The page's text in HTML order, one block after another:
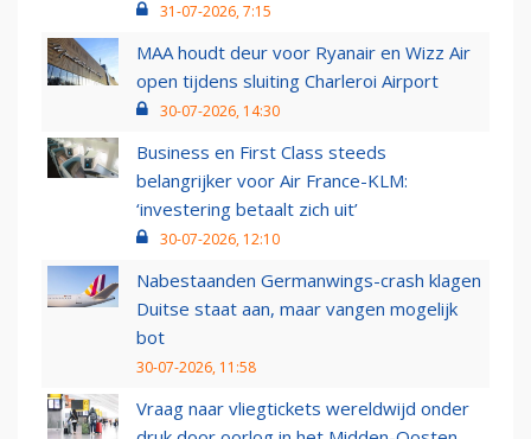
31-07-2026, 7:15
MAA houdt deur voor Ryanair en Wizz Air
open tijdens sluiting Charleroi Airport
30-07-2026, 14:30
Business en First Class steeds
belangrijker voor Air France-KLM:
‘investering betaalt zich uit’
30-07-2026, 12:10
Nabestaanden Germanwings-crash klagen
Duitse staat aan, maar vangen mogelijk
bot
30-07-2026, 11:58
Vraag naar vliegtickets wereldwijd onder